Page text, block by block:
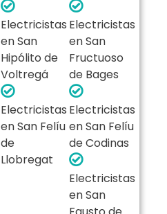
Electricistas
en San
Hipólito de
Voltregá
Electricistas
en San
Fructuoso
de Bages
Electricistas
en San Felíu
de
Llobregat
Electricistas
en San Felíu
de Codinas
Electricistas
en San